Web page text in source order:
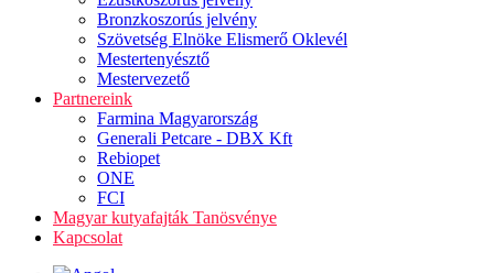
Bronzkoszorús jelvény
Szövetség Elnöke Elismerő Oklevél
Mestertenyésztő
Mestervezető
Partnereink
Farmina Magyarország
Generali Petcare - DBX Kft
Rebiopet
ONE
FCI
Magyar kutyafajták Tanösvénye
Kapcsolat